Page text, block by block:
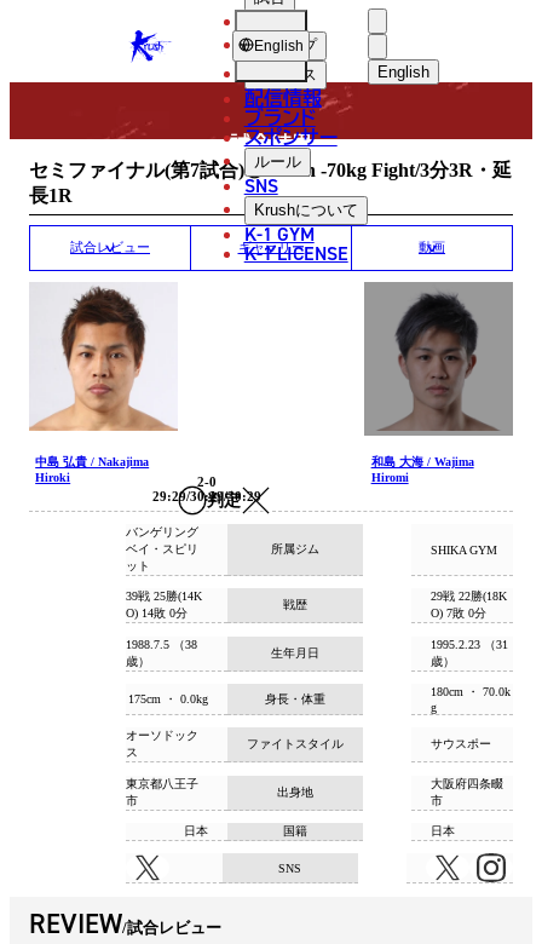
KRUSH English
中文（繁體
ショップ
ニュース
配信情報
ブランド
スポンサー
ルール
SNS
Krushについて
K-1 GYM
K-1 LICENSE
English
MATCH RESULT
試合結果
セミファイナル(第7試合)◎Krush -70kg Fight/3分3R・延
長1R
試合レビュー ギャラリー 動画
中島 弘貴 / Nakajima
Hiroki
判定
2-0
29:29/30:29/30:29
和島 大海 / Wajima
Hiromi
所属ジム
バンゲリング
ベイ・スピリ
ット
SHIKA GYM
戦歴
39戦 25勝(14K
O) 14敗 0分
29戦 22勝(18K
O) 7敗 0分
生年月日
1988.7.5 （38
歳）
1995.2.23 （31
歳）
身長・体重
175cm ・ 0.0kg
180cm ・ 70.0k
g
ファイトスタイル
オーソドック
ス
サウスポー
出身地
東京都八王子
市
大阪府四条畷
市
国籍
日本 日本
SNS
REVIEW 試合レビュー